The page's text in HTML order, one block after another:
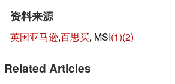
资料来源
英国亚马逊,百思买, MSI(1)(2)
Related Articles